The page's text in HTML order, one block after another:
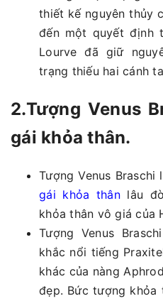
thiết kế nguyên thủy
đến một quyết định
Lourve đã giữ
trạng thiếu hai cánh
2.Tượng Venus
gái khỏa thân.
Tượng Venus
gái khỏa thânlâu
khỏa thân vô giá của
Tượng Venus
khắc nổi tiếng
khác của nàng
đẹp. Bức tượng khỏa